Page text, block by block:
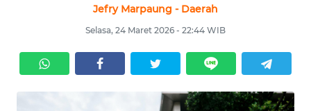
Jefry Marpaung - Daerah
Selasa, 24 Maret 2026 - 22:44 WIB
KRIMINAL
EKUIN